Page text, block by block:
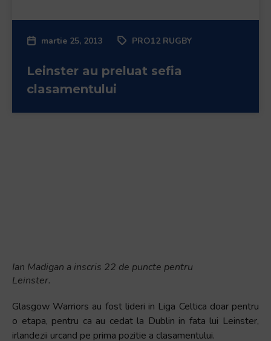
martie 25, 2013 PRO12 RUGBY
Leinster au preluat sefia
clasamentului
Ian Madigan a inscris 22 de puncte pentru
Leinster.
Glasgow Warriors au fost lideri in Liga Celtica doar pentru
o etapa, pentru ca au cedat la Dublin in fata lui Leinster,
irlandezii urcand pe prima pozitie a clasamentului.